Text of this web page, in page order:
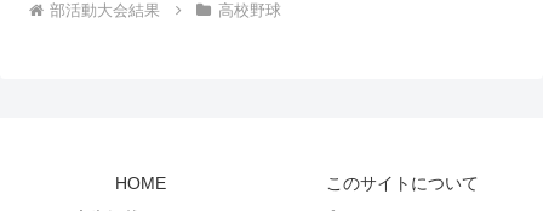
部活動大会結果 高校野球
HOME
このサイトについて